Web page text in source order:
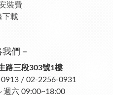
裝費
下載
我們－
路三段303號1樓
/ 02-2256-0931
週六 09:00~18:00